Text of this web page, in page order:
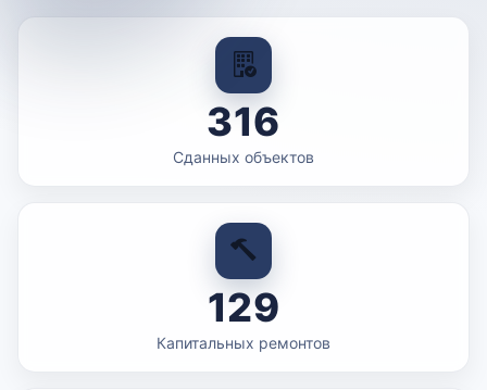
316
Сданных объектов
129
Капитальных ремонтов